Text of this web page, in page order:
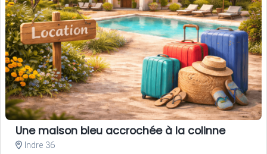
Une maison bleu accrochée à la colinne
Indre 36